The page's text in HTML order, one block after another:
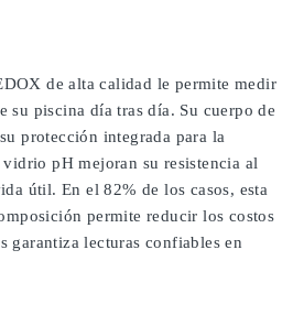
de alta calidad le permite medir
su piscina día tras día. Su cuerpo de
protección integrada para la
pH mejoran su resistencia al
útil. En el 82% de los casos, esta
permite reducir los costos
garantiza lecturas confiables en